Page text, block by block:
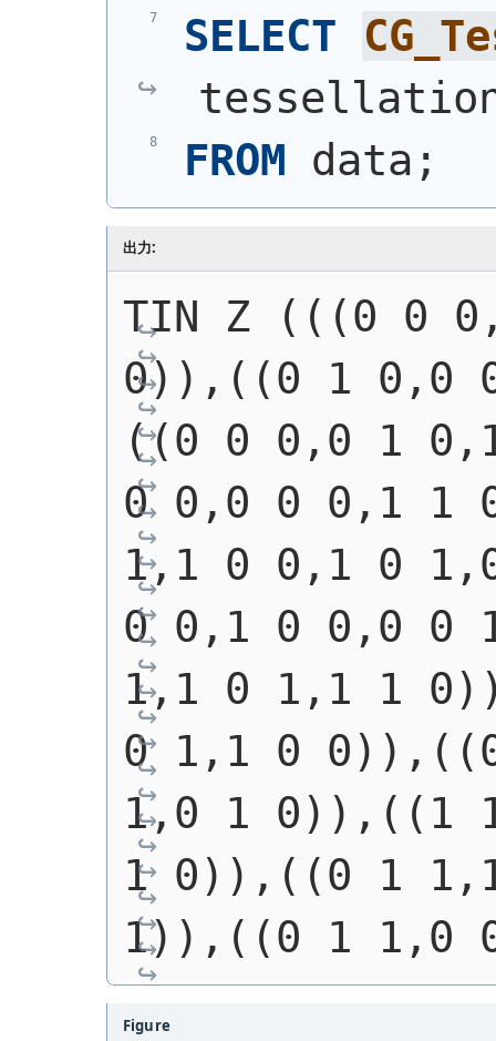
SELECT
FROM data;
出力:
TIN Z (((0 0
0)),((0 1 0,0
((0 0 0,0 1
0 0,0 0 0,1 1
1,1 0 0,1 0
0 0,1 0 0,0 0
1,1 0 1,1 1
0 1,1 0
1,0 1 0)),((1
1 0)),((0 1
1)),((0 1 1,0
Figure